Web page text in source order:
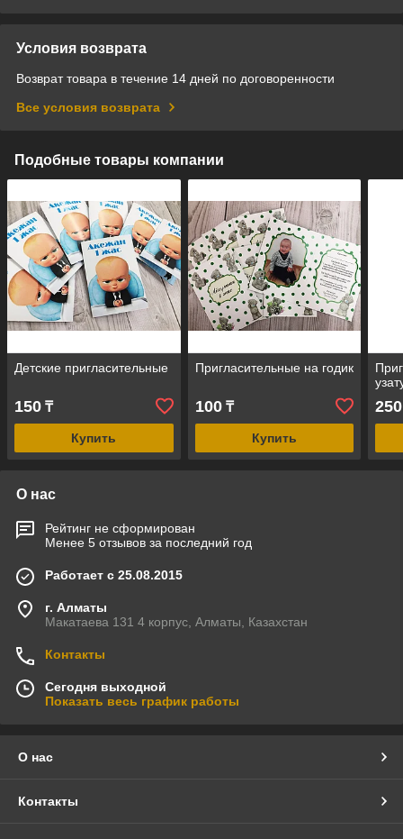
Условия возврата
Возврат товара в течение 14 дней по договоренности
Все условия возврата
Подобные товары компании
Детские пригласительные
150 ₸
Купить
Пригласительные на годик
100₸
Купить
250
О нас
Рейтинг не сформирован
Менее 5 отзывов за последний год
Работает с 25.08.2015
г. Алматы
Макатаева 131 4 корпус, Алматы, Казахстан
Контакты
Сегодня выходной
Показать весь график работы
О нас
Контакты